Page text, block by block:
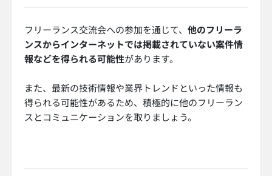
フリーランス交流会への参加を通じて、 他のフリーラ
ンスからインターネットでは掲載されていない案件情
報などを得られる可能性があります。
また、最新の技術情報や業界トレンドといった情報も
得られる可能性があるため、積極的に他のフリーラン
スとコミュニケーションを取りましょう。